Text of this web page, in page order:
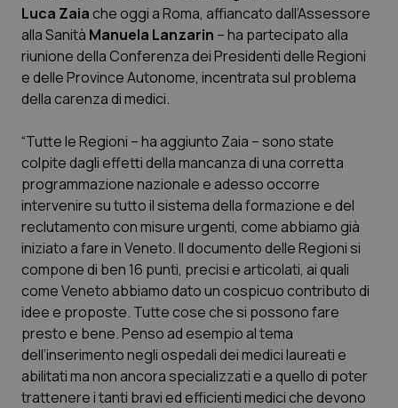
QS Pro
Professionisti Sanitari.AI
Abruzzo
Basilicata
Calabria
Campania
Emilia-Romagna
Friuli Venezia Giulia
Lazio
QS Pro Gold
Artrite & artrosi
Asma & BPCO
Car-T
Colesterolo & coronaropatie
Dermatite Atopica
Diabete & glucometri
QS Club Newsletter
Luca Zaiache oggi a Roma, affiancato dall’Assessore
alla Sanità Manuela Lanzarin – ha partecipato alla
riunione della Conferenza dei Presidenti delle Regioni
e delle Province Autonome, incentrata sul problema
della carenza di medici.
“Tutte le Regioni – ha aggiunto Zaia – sono state
colpite dagli effetti della mancanza di una corretta
programmazione nazionale e adesso occorre
intervenire su tutto il sistema della formazione e del
reclutamento con misure urgenti, come abbiamo già
iniziato a fare in Veneto. Il documento delle Regioni si
compone di ben 16 punti, precisi e articolati, ai quali
come Veneto abbiamo dato un cospicuo contributo di
idee e proposte. Tutte cose che si possono fare
presto e bene. Penso ad esempio al tema
dell’inserimento negli ospedali dei medici laureati e
abilitati ma non ancora specializzati e a quello di poter
trattenere i tanti bravi ed efficienti medici che devono